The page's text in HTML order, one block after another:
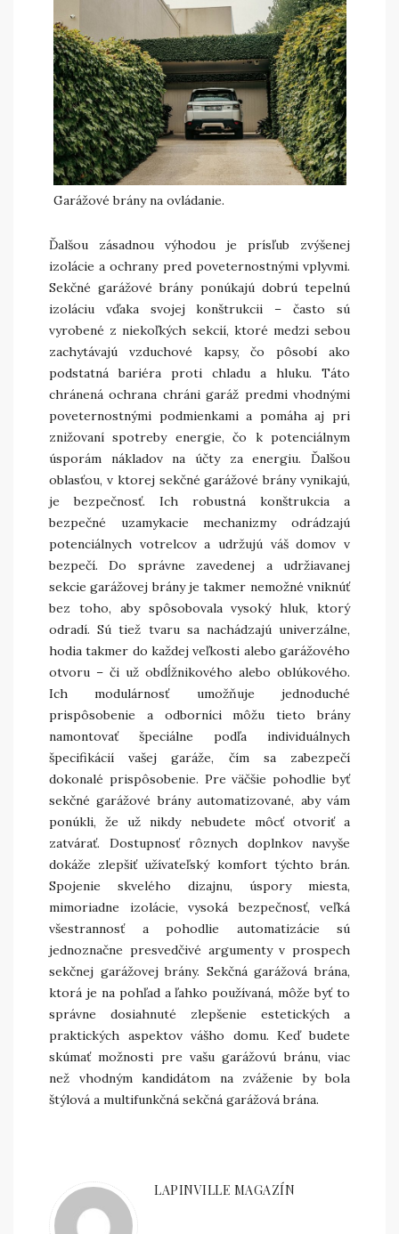
Garážové brány na ovládanie.
Ďalšou zásadnou výhodou je prísľub zvýšenej
izolácie a ochrany pred poveternostnými vplyvmi.
Sekčné garážové brány ponúkajú dobrú tepelnú
izoláciu vďaka svojej konštrukcii – často sú
vyrobené z niekoľkých sekcií, ktoré medzi sebou
zachytávajú vzduchové kapsy, čo pôsobí ako
podstatná bariéra proti chladu a hluku. Táto
chránená ochrana chráni garáž predmi vhodnými
poveternostnými podmienkami a pomáha aj pri
znižovaní spotreby energie, čo k potenciálnym
úsporám nákladov na účty za energiu. Ďalšou
oblasťou, v ktorej sekčné garážové brány vynikajú,
je bezpečnosť. Ich robustná konštrukcia a
bezpečné uzamykacie mechanizmy odrádzajú
potenciálnych votrelcov a udržujú váš domov v
bezpečí. Do správne zavedenej a udržiavanej
sekcie garážovej brány je takmer nemožné vniknúť
bez toho, aby spôsobovala vysoký hluk, ktorý
odradí.Sú tiež tvaru sa nachádzajú univerzálne,
hodia takmer do každej veľkosti alebo garážového
otvoru – či už obdĺžnikového alebo oblúkového.
Ich modulárnosť umožňuje jednoduché
prispôsobenie a odborníci môžu tieto brány
namontovať špeciálne podľa individuálnych
špecifikácií vašej garáže, čím sa zabezpečí
dokonalé prispôsobenie. Pre väčšie pohodlie byť
sekčné garážové brány automatizované, aby vám
ponúkli, že už nikdy nebudete môcť otvoriť a
zatvárať. Dostupnosť rôznych doplnkov navyše
dokáže zlepšiť užívateľský komfort týchto brán.
Spojenie skvelého dizajnu, úspory miesta,
mimoriadne izolácie, vysoká bezpečnosť, veľká
všestrannosť a pohodlie automatizácie sú
jednoznačne presvedčivé argumenty v prospech
sekčnej garážovej brány. Sekčná garážová brána,
ktorá je na pohľad a ľahko používaná, môže byť to
správne dosiahnuté zlepšenie estetických a
praktických aspektov vášho domu. Keď budete
skúmať možnosti pre vašu garážovú bránu, viac
než vhodným kandidátom na zváženie by bola
štýlová a multifunkčná sekčná garážová brána.
LAPINVILLE MAGAZÍN